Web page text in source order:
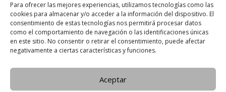
Para ofrecer las mejores experiencias, utilizamos tecnologías como las
cookies para almacenar y/o acceder a la información del dispositivo. El
consentimiento de estas tecnologías nos permitirá procesar datos
como el comportamiento de navegación o las identificaciones únicas
en este sitio. No consentir o retirar el consentimiento, puede afectar
negativamente a ciertas características y funciones.
Aceptar